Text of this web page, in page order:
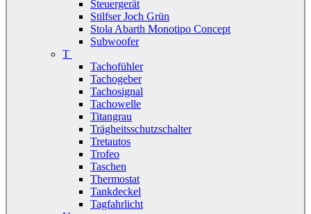
Steuergerät
Stilfser Joch Grün
Stola Abarth Monotipo Concept
Subwoofer
T
Tachofühler
Tachogeber
Tachosignal
Tachowelle
Titangrau
Trägheitsschutzschalter
Tretautos
Trofeo
Taschen
Thermostat
Tankdeckel
Tagfahrlicht